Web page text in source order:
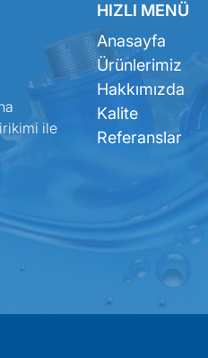
ile
HIZLI MENÜ
Anasayfa
Ürünlerimiz
Hakkımızda
Kalite
Referanslar